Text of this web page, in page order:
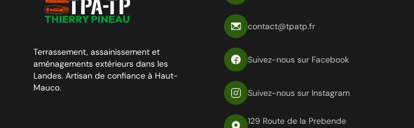
Terrassement, assainissement et
aménagements extérieurs dans les
Landes. Artisan de confiance à Haut-
Mauco.
contact@tpatp.fr
Suivez-nous sur Facebook
Suivez-nous sur Instagram
129 Route de la Prebende